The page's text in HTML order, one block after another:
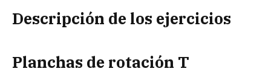
Descripción de los ejercicios
Planchas de rotación T